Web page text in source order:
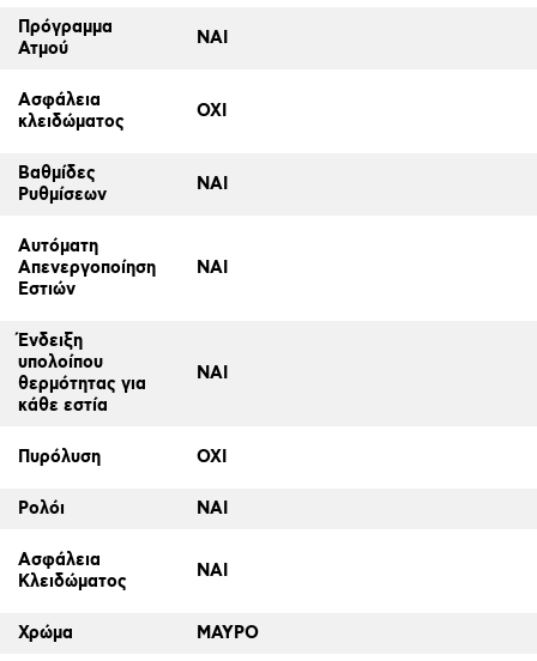
Πρόγραμμα
Ατμού
ΝΑΙ
Ασφάλεια
κλειδώματος
ΟΧΙ
Βαθμίδες
Ρυθμίσεων
ΝΑΙ
Αυτόματη
Απενεργοποίηση
Εστιών
ΝΑΙ
Ένδειξη
υπολοίπου
θερμότητας για
κάθε εστία
ΝΑΙ
Πυρόλυση ΟΧΙ
Ρολόι ΝΑΙ
Ασφάλεια
Κλειδώματος
ΝΑΙ
Χρώμα ΜΑΥΡΟ